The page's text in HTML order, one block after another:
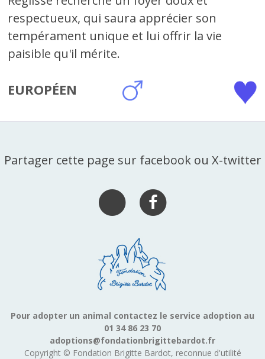
respectueux, qui saura apprécier son
tempérament unique et lui offrir la vie
paisible qu'il mérite.
EUROPÉEN
Partager cette page sur facebook ou X-twitter
Pour adopter un animal contactez le service adoption au
01 34 86 23 70
adoptions@fondationbrigittebardot.fr
Copyright © Fondation Brigitte Bardot, reconnue d'utilité